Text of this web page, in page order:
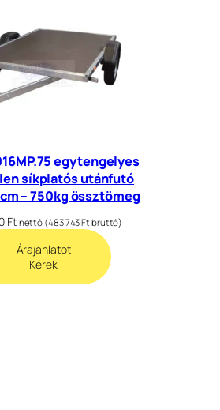
egytengelyes
síkplatós utánfutó
– 750kg össztömeg
Ft nettó (483 743Ft bruttó)
Árajánlatot
Kérek